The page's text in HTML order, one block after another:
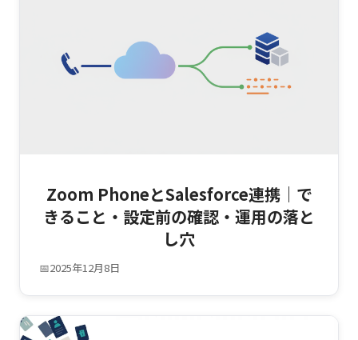
Zoom PhoneとSalesforce連携｜で
きること・設定前の確認・運用の落と
し穴
📅2025年12月8日